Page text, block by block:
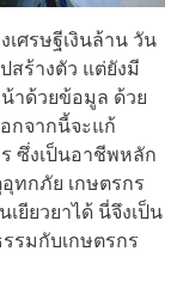
ศรษฐีเงินล้าน วัน
สร้างตัว แต่ยังมี
าด้วยข้อมูล ด้วย
กจากนี้จะแก้
ซึ่งเป็นอาชีพหลัก
ทกภัย เกษตรกร
ยียวยาได้ นี่จึงเป็น
รมกับเกษตรกร